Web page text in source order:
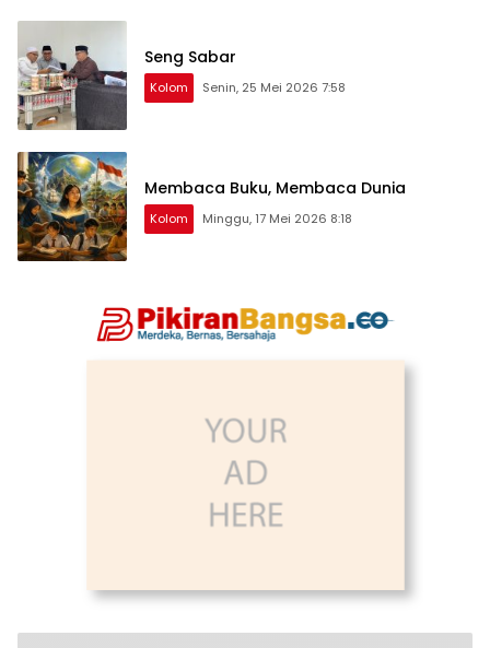
Seng Sabar
Kolom Senin, 25 Mei 2026 7:58
Membaca Buku, Membaca Dunia
Kolom Minggu, 17 Mei 2026 8:18